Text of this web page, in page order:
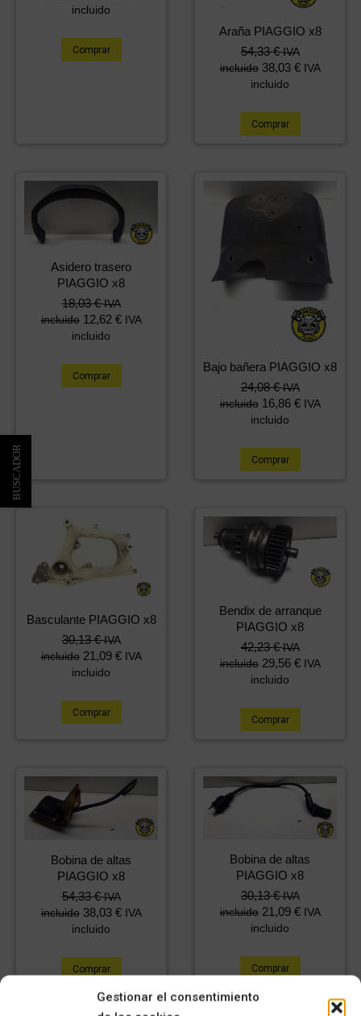
Gestionar el consentimiento
original
36,18 €.
actual
24,08 €.
incluido
Comprar
Araña PIAGGIO x8
54,33€ IVA
incluido 38,03 € IVA
incluido
Comprar
Asidero trasero
PIAGGIO x8
18,03€ IVA
incluido 12,62 € IVA
incluido
Comprar
Bajo bañera PIAGGIO x8
24,08€ IVA
incluido 16,86 € IVA
incluido
Comprar
Basculante PIAGGIO x8
30,13€ IVA
incluido 21,09 € IVA
incluido
Comprar
Bendix de arranque
PIAGGIO x8
42,23€ IVA
incluido 29,56 € IVA
incluido
Comprar
Bobina de altas
PIAGGIO x8
54,33€ IVA
incluido 38,03 € IVA
incluido
Comprar
Bobina de altas
PIAGGIO x8
30,13€ IVA
incluido 21,09 € IVA
incluido
Comprar